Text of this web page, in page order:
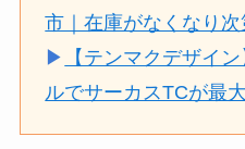
市｜在庫がなくなり次
▶
【テンマクデザイ
ルでサーカスTCが最